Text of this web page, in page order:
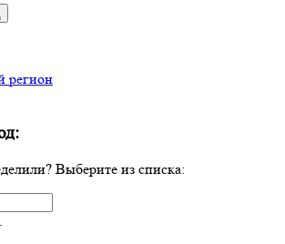
регион
Выберите из списка: